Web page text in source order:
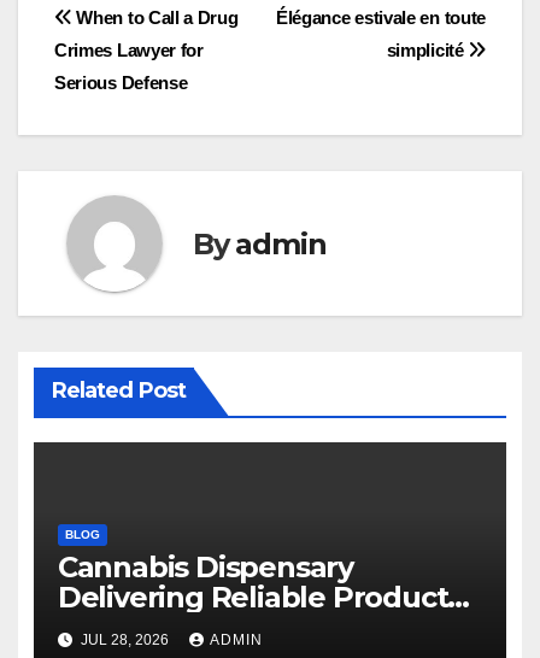
Post
navigation
Élégance estivale en toute
simplicité
When to Call a Drug
Crimes Lawyer for
Serious Defense
Byadmin
Related Post
BLOG
Cannabis Dispensary
Delivering Reliable Products
Every Time
JUL 28, 2026 ADMIN